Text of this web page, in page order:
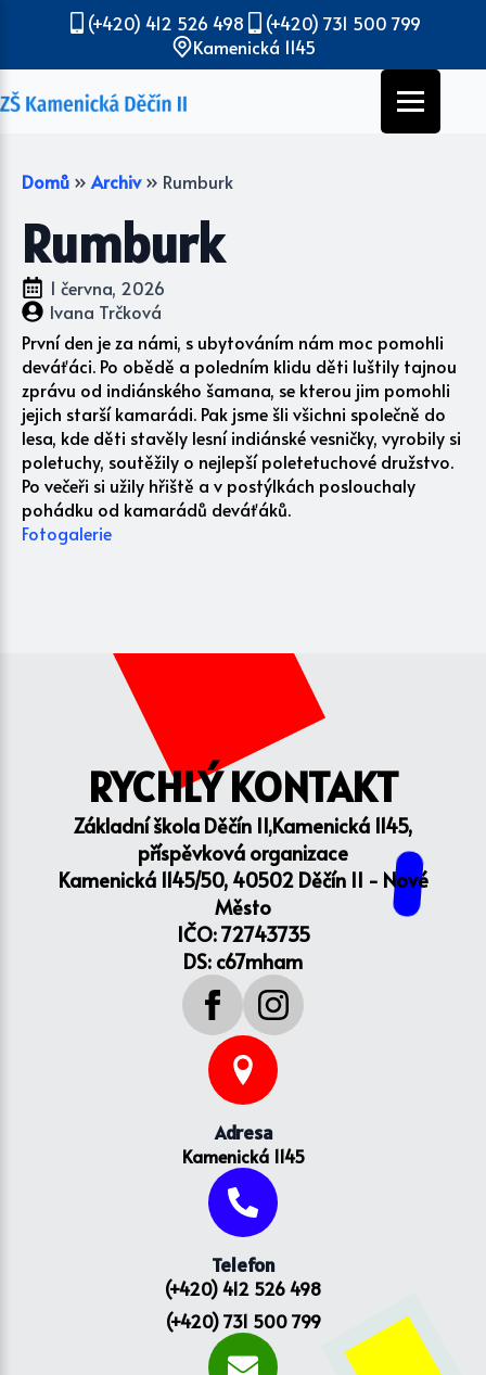
(+420) 412 526 498
(+420) 731 500 799
Kamenická 1145
Domů » Archiv » Rumburk
Rumburk
1 června, 2026
Ivana Trčková
První den je za námi, s ubytováním nám moc pomohli
deváťáci. Po obědě a poledním klidu děti luštily tajnou
zprávu od indiánského šamana, se kterou jim pomohli
jejich starší kamarádi. Pak jsme šli všichni společně do
lesa, kde děti stavěly lesní indiánské vesničky, vyrobily si
poletuchy, soutěžily o nejlepší poletetuchové družstvo.
Po večeři si užily hřiště a v postýlkách poslouchaly
pohádku od kamarádů deváťáků.
Fotogalerie
RYCHLÝ KONTAKT
Základní škola Děčín II,Kamenická 1145,
příspěvková organizace
Kamenická 1145/50, 40502 Děčín II - Nové
Město
IČO: 72743735
DS: c67mham
Adresa
Kamenická 1145
Telefon
(+420) 412 526 498
(+420) 731 500 799